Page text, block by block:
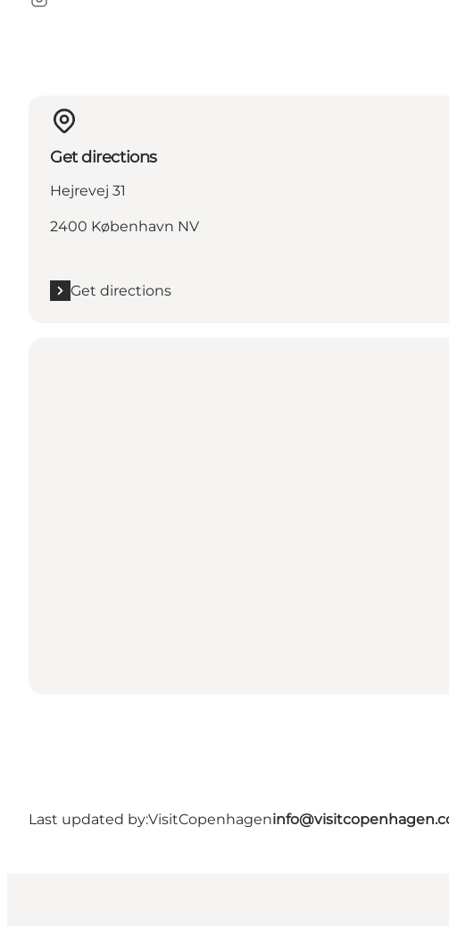
Instagram
Get directions
Hejrevej 31
2400 København NV
Get directions
Last updated by:VisitCopenhagen